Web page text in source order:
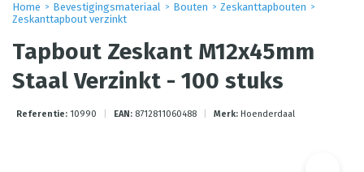
Home Bevestigingsmateriaal Bouten
Zeskanttapbouten
Zeskanttapbout verzinkt
Tapbout Zeskant M12x45mm
Staal Verzinkt - 100 stuks
Referentie: 10990 EAN: 8712811060488 Merk: Hoenderdaal